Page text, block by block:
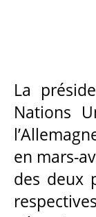
La
Nations
en mars-
des deux